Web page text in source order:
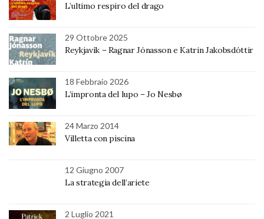
L’ultimo respiro del drago
29 Ottobre 2025
Reykjavìk – Ragnar Jónasson e Katrin Jakobsdóttir
18 Febbraio 2026
L’impronta del lupo – Jo Nesbø
24 Marzo 2014
Villetta con piscina
12 Giugno 2007
La strategia dell’ariete
2 Luglio 2021